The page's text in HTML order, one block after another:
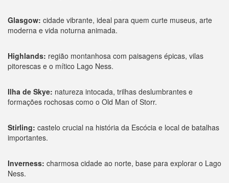
Glasgow: cidade vibrante, ideal para quem curte museus, arte
moderna e vida noturna animada.
Highlands: região montanhosa com paisagens épicas, vilas
pitorescas e o mítico Lago Ness.
Ilha de Skye: natureza intocada, trilhas deslumbrantes e
formações rochosas como o Old Man of Storr.
Stirling: castelo crucial na história da Escócia e local de batalhas
importantes.
Inverness: charmosa cidade ao norte, base para explorar o Lago
Ness.